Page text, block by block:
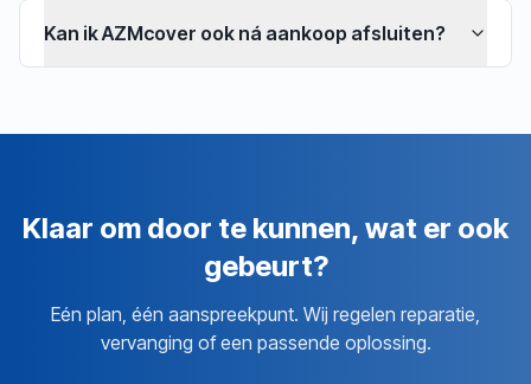
Kan ik AZMcover ook ná aankoop afsluiten?
Klaar om door te kunnen, wat er ook
gebeurt?
Eén plan, één aanspreekpunt. Wij regelen reparatie,
vervanging of een passende oplossing.